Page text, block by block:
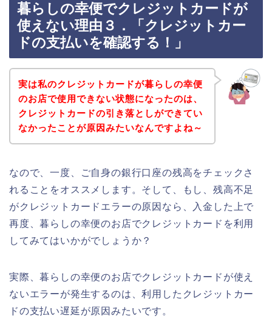
暮らしの幸便でクレジットカードが
使えない理由３．「クレジットカー
ドの支払いを確認する！」
実は私のクレジットカードが暮らしの幸便
のお店で使用できない状態になったのは、
クレジットカードの引き落としができてい
なかったことが原因みたいなんですよね～
なので、一度、ご自身の銀行口座の残高をチェックさ
れることをオススメします。そして、もし、残高不足
がクレジットカードエラーの原因なら、入金した上で
再度、暮らしの幸便のお店でクレジットカードを利用
してみてはいかがでしょうか？
実際、暮らしの幸便のお店でクレジットカードが使え
ないエラーが発生するのは、利用したクレジットカー
ドの支払い遅延が原因みたいです。